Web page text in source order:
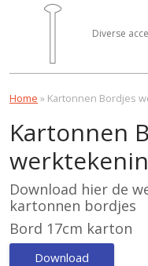
Diverse
Home » Kartonnen Bordjes
Kartonnen
Download hier de
kartonnen bordjes
Bord 17cm karton
Download